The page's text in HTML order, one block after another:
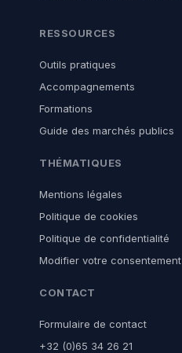
RESSOURCES
Outils pratiques
Accompagnements
Formations
Guide des marchés publics
THÉMATIQUES
Mentions légales
Politique de cookies
Politique de confidentialité
Modifier votre consentement
CONTACT
Formulaire de contact
+32 (0)65 34 26 21